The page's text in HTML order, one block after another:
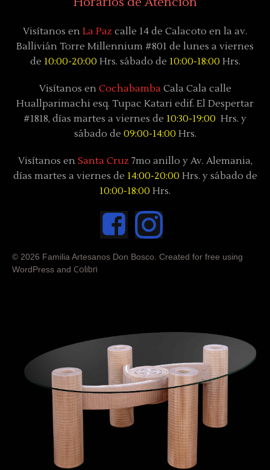
Visítanos en La Paz calle 14 de Calacoto en la av.
Ballivián Torre Millennium #801 de lunes a viernes
de 10:00-20:00 Hrs. sábado de 10:00-18:00 Hrs.
Visítanos en CochabambaCala Cala calle
Huallparimachi esq. Tupac Katari edif. El Despertar
#1818, días martes a viernes de 10:30-19:00 Hrs. y
sábado de 09:00-14:00 Hrs.
Visítanos en Santa Cruz7mo anillo y Av. Alemania,
días martes a viernes de 14:00-20:00 Hrs. y sábado de
10:00-18:00 Hrs.
© 2026 Familia Artesanos Don Bosco. Created for free using
WordPress and Colibri